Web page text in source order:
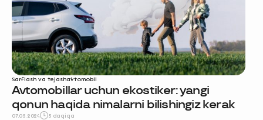
Sarflash va tejashavtomobil
Avtomobillar uchun ekostiker: yangi
qonun haqida nimalarni bilishingiz kerak
07.05.2024 5 daqiqa